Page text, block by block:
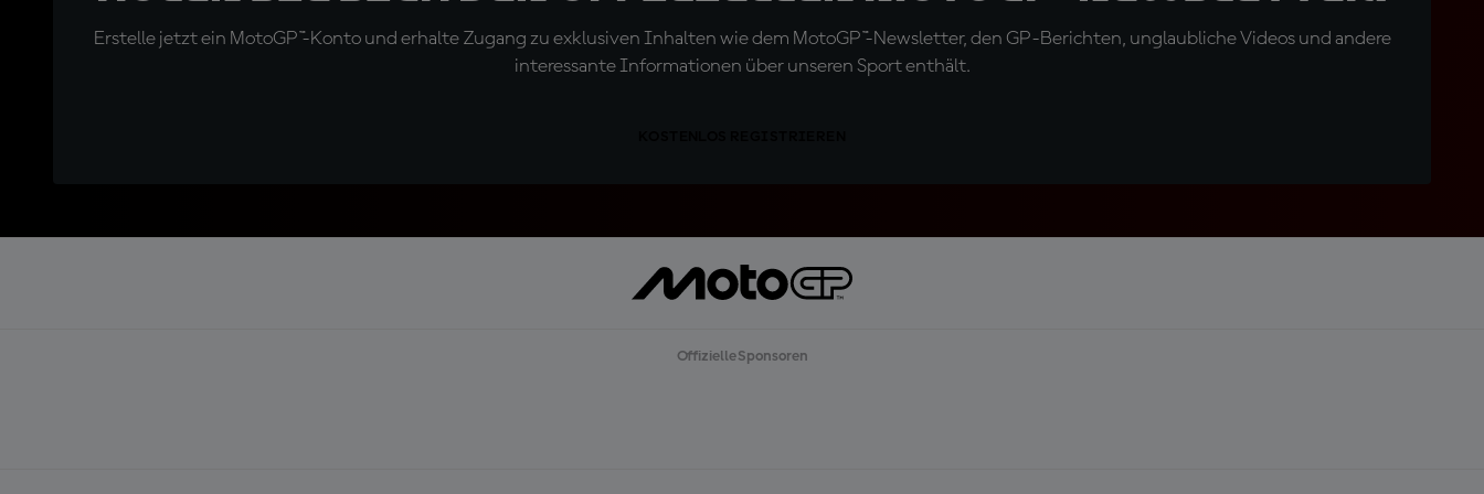
Erstelle jetzt ein MotoGP™-Konto und erhalte Zugang zu exklusiven Inhalten wie dem MotoGP™-Newsletter, den GP-Berichten, unglaubliche Videos und andere
interessante Informationen über unseren Sport enthält.
Offizielle Sponsoren